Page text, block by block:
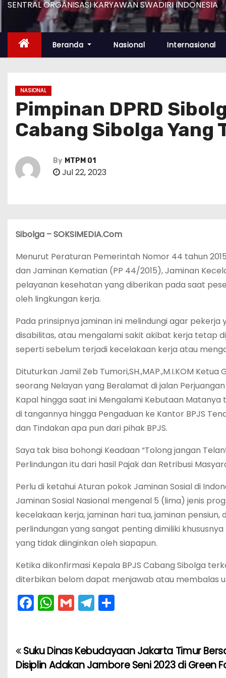
SENTRAL ORGANISASI KARYAWAN SWADIRI INDONESIA
Beranda Nasional Internasional
NASIONAL
Pimpinan DPRD
Cabang Sibolga Yang
By MTPM 01
Jul 22, 2023
Sibolga – SOKSIMEDIA.Com
Menurut Peraturan Pemerintah Nomor 44 tahun
dan Jaminan Kematian (PP 44/2015), Jaminan
pelayanan kesehatan yang diberikan pada saat
oleh lingkungan kerja.
Pada prinsipnya jaminan ini melindungi agar
disabilitas, atau mengalami sakit akibat kerja tetap
seperti sebelum terjadi kecelakaan kerja atau
Dituturkan Jamil Zeb Tumori,SH.,MAP.,M.I.KOM
seorang Nelayan yang Beralamat di jalan
Kapal hingga saat ini Mengalami Kebutaan
di tangannya hingga Pengaduan ke Kantor BPJS
dan Tindakan apa pun dari pihak BPJS.
Saya tak bisa bohongi Keadaan “Tolong jangan
Perlindungan itu dari hasil Pajak dan Retribusi
Perlu di ketahui Aturan pokok Jaminan Sosial di
Jaminan Sosial Nasional mengenal 5 (lima) jenis
kecelakaan kerja, jaminan hari tua, jaminan
perlindungan yang sangat penting dimiliki
yang tidak diinginkan oleh siapapun.
Ketika dikonfirmasi Kepala BPJS Cabang Sibolga
diterbikan belom dapat menjawab atau membalas
F
a
e
b
W
h
ts
A
G
m
l
T
el
gr
a
e
NSuku Dinas Kebudayaan Jakarta Timur
Disiplin Adakan Jambore Seni 2023 di Green